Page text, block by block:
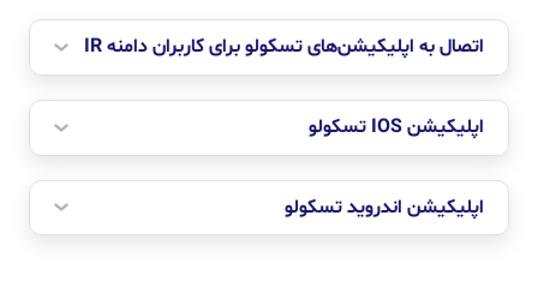
اتصال به اپلیکیشن‌های تسکولو برای کاربران دامنه IR
اپلیکیشن IOS تسکولو
اپلیکیشن اندروید تسکولو